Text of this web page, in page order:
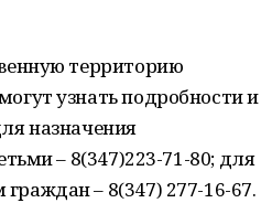
территорию
узнать подробности и
назначения
– 8(347)223-71-80; для
– 8(347) 277-16-67.